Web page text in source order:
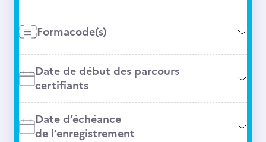
Formacode(s)
Date de début des parcours
certifiants
Date d’échéance
de l’enregistrement